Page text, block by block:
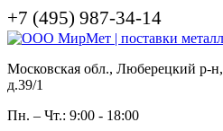
+7 (495) 987-34-14
Московская обл., Люберецкий р-
д.39/1
Пн. – Чт.: 9:00 - 18:00